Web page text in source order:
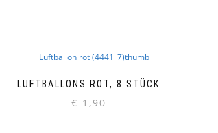
LUFTBALLONS ROT, 8 STÜCK
€ 1,90